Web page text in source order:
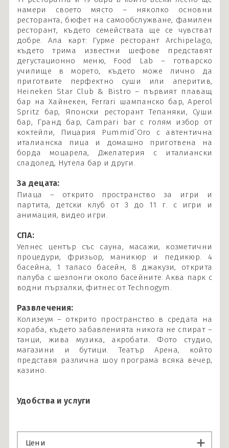
намери своето място – няколко основни
ресторанта, бюфет на самообслужване, фамилен
ресторант, където семействата ще се чувстват
добре. Ала карт: Гурме ресторант Archipelago,
където трима известни шефове представят
дегустационно меню, Food Lab – готварско
училище в морето, където може лично да
приготвите перфектно суши или аперитив,
Heineken Star Club & Bistro – първият плаващ
бар на Хайнекен, Ferrari шампанско бар, Aperol
Spritz бар, Японски ресторант Тепаняки, Суши
бар, Гранд бар, Campari bar с голям избор от
коктейли, Пицария Pummid`Oro с автентична
италианска пица и домашно приготвена на
борда моцарела, Джелатерия с италиански
сладолед, Нутела бар и други.
За децата:
Пиаца – открито пространство за игри и
партита, детски клуб от 3 до 11 г. с игри и
анимация, видео игри.
СПА:
Уелнес център със сауна, масажи, козметични
процедури, фризьор, маникюр и педикюр. 4
басейна, 1 таласо басейн, 8 джакузи, открита
палуба с шезлонги около басейните. Аква парк с
водни пързалки, фитнес от Technogym.
Развлечения:
Колизеум – открито пространство в средата на
кораба, където забавленията никога не спират –
танци, жива музика, акробати. Фото студио,
магазини и бутици. Театър Арена, който
представя различна шоу програма всяка вечер,
казино.
Удобства и услуги
Цени